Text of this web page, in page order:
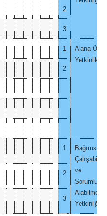
2
3
1
Alana Özgü
Yetkinlik
2
1
Bağımsız
Çalışabilme
ve
Sorumluluk
Alabilme
Yetkinliği
2
3